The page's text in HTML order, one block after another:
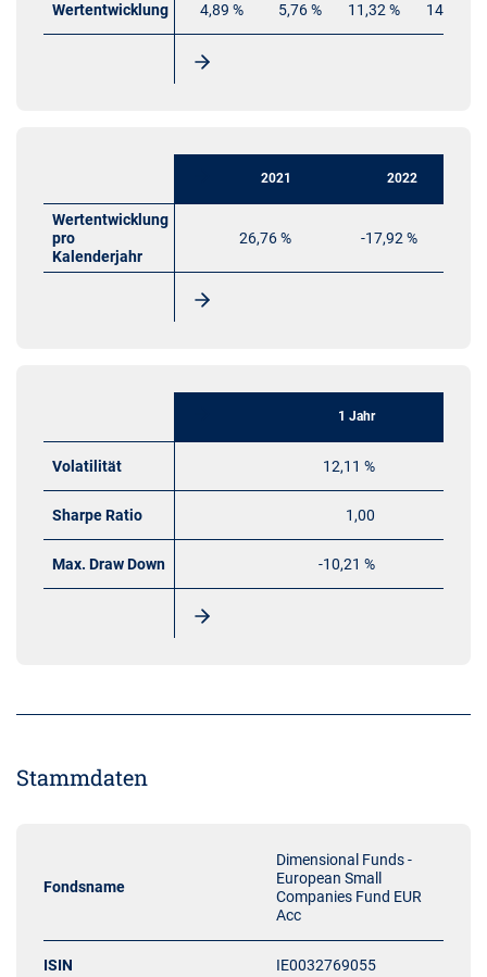
Wertentwicklung 4,89 % 5,76 % 11,32 % 14,78 %
2021 2022
Wertentwicklung
pro
Kalenderjahr
26,76 % -17,92 %
1 Jahr
Volatilität 12,11 %
Sharpe Ratio 1,00
Max. Draw Down -10,21 %
Stammdaten
Fondsname
Dimensional Funds -
European Small
Companies Fund EUR
Acc
ISIN IE0032769055